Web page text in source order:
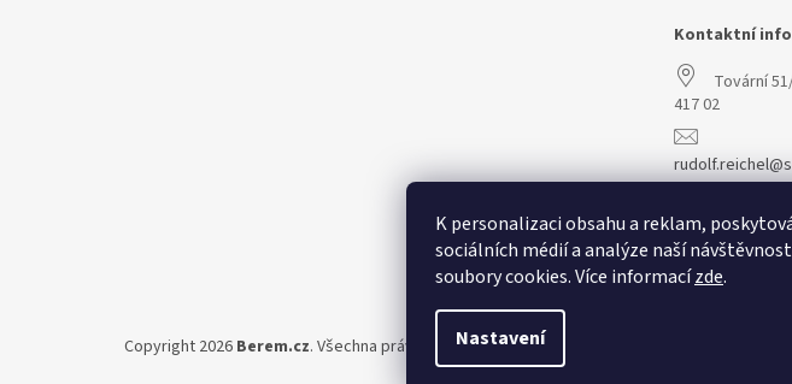
K personalizaci obsahu a reklam,
sociálních médií a analýze naší
soubory cookies. Více informacízde.
Nastavení
Kontaktní
Tovární
417 02
Copyright 2026 Berem.cz. Všechna práva vyhrazena.Upravit nastavení cookies